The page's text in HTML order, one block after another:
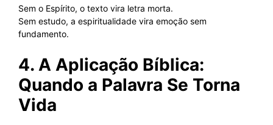
Sem o Espírito, o texto vira letra morta.
Sem estudo, a espiritualidade vira emoção sem
fundamento.
4. A Aplicação Bíblica:
Quando a Palavra Se Torna
Vida